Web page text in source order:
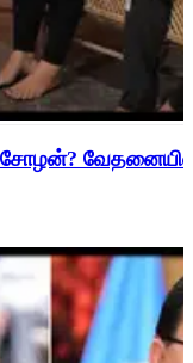
வேதனையில்